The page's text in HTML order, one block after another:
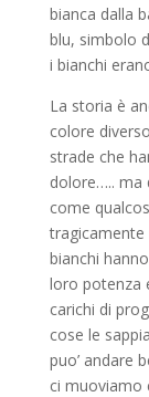
bianca dalla
blu, simbolo
i bianchi
La storia è
colore
strade che
dolore….. ma
come
tragicamente
bianchi
loro potenza
carichi di
cose le
puo’ andare
ci muoviamo